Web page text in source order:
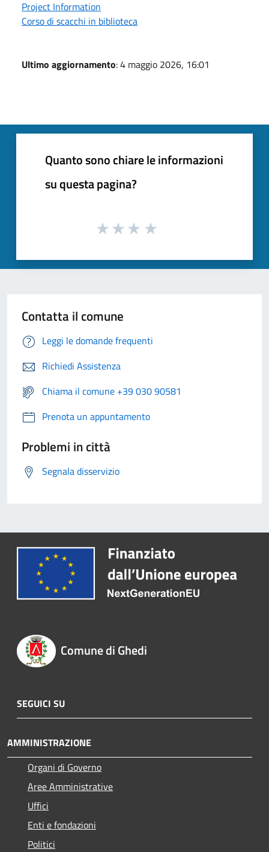
Project Information
Corso di scacchi in biblioteca
Ultimo aggiornamento: 4 maggio 2026, 16:01
Quanto sono chiare le informazioni
su questa pagina?
Contatta il comune
Leggi le domande frequenti
Richiedi Assistenza
Chiama il comune +39 030 90581
Prenota un appuntamento
Problemi in città
Segnala disservizio
Comune di Ghedi
SEGUICI SU
AMMINISTRAZIONE
Organi di Governo
Aree Amministrative
Uffici
Enti e fondazioni
Politici